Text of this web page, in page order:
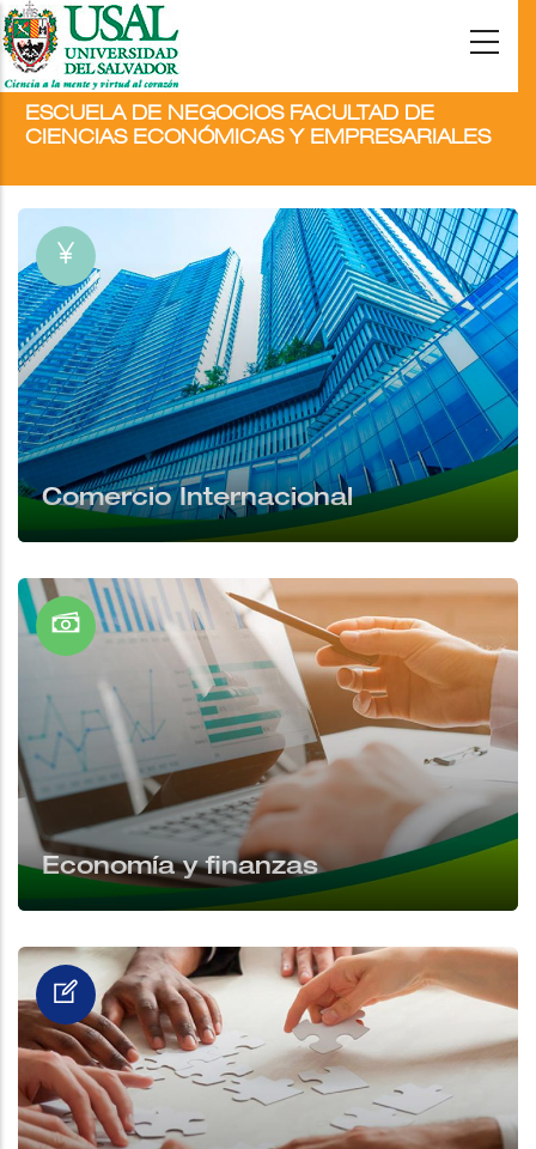
ESCUELA DE NEGOCIOS FACULTAD DE
CIENCIAS ECONÓMICAS Y EMPRESARIALES
Comercio Internacional
Economía y finanzas